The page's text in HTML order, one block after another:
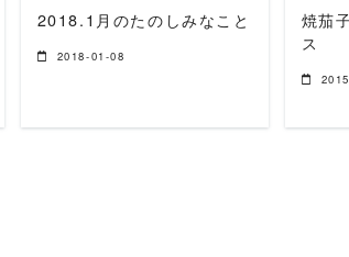
2018.1月のたのしみなこと
2018-01-08
焼茄
ス